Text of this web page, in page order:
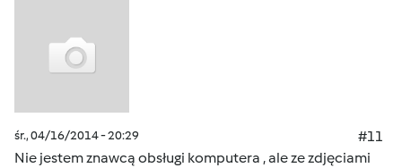
śr., 04/16/2014 - 20:29
#11
Nie jestem znawcą obsługi komputera , ale ze zdjęciami